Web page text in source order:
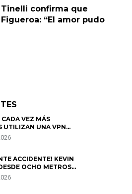
Tinelli confirma que
“El amor pudo
CADA VEZ MÁS
UTILIZAN UNA VPN
SU
ACCIDENTE! KEVIN
OCHO METROS
GUERRA” Y GENERA